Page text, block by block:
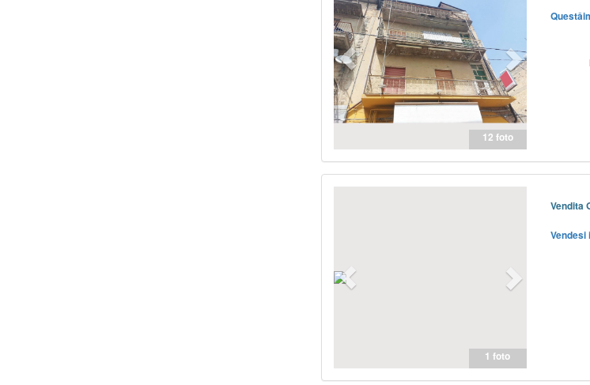
12 foto
1 foto
Vendita
Vendesi